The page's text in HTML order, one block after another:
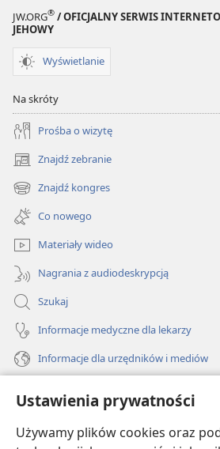
Ustawienia prywatności
Używamy plików cookies oraz
JW.ORG® / OFICJALNY SERWIS
JEHOWY
Wyświetlanie
Na skróty
Prośba o wizytę
Znajdź zebranie
(opens
new
window)
Znajdź kongres
(opens
new
window)
Co nowego
Materiały wideo
Nagrania z audiodeskrypcją
Szukaj
Informacje medyczne dla lekarzy
Informacje dla urzędników i mediów
Darowizny
(opens